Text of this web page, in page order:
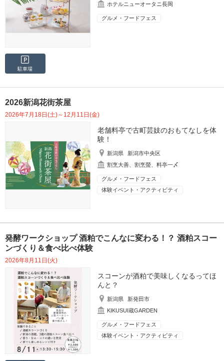
ホテルニューオータニ長岡
グルメ・フードフェス
駐車場
2026新潟花街茶屋
2026年7月18日(土)～12月11日(金)
老舗料亭で古町芸妓のおもてなしを体
験！
新潟県
新潟市中央区
割烹大善、割烹螢、料亭一〆
グルメ・フードフェス
体験イベント・アクティビティ
発酵ワークショップ 酒粕でこんなに変わる！？ 酒粕スコー
ンづくり＆食べ比べ体験
2026年8月11日(火)
スコーンが酒粕で美味しくなるってほ
んと？
新潟県
新発田市
KIKUSUI蔵GARDEN
グルメ・フードフェス
体験イベント・アクティビティ